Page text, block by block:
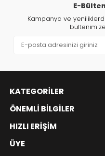
E-
Kampanya ve
KATEGORILER
ÖNEMLI BILGILER
HIZLI ERIŞIM
ÜYE